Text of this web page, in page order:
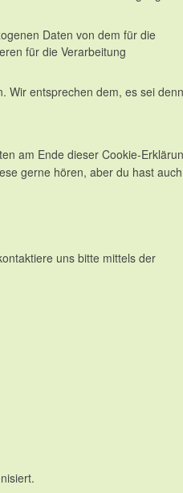
Daten von dem für die
für die Verarbeitung
Wir entsprechen dem, es sei denn
am Ende dieser Cookie-
gerne hören, aber du hast auch
uns bitte mittels der